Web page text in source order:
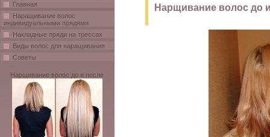
Главная
Наращивание волос
индивидуальными прядями
Накладные пряди на трессах
Виды волос для наращивания
Советы
Нарщивание волос до и после
Нарщивание волос до